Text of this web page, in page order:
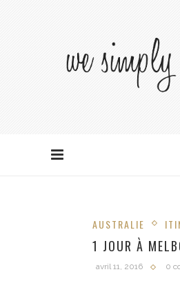
AUSTRALIE
1 JOUR À
avril 11, 2016 0